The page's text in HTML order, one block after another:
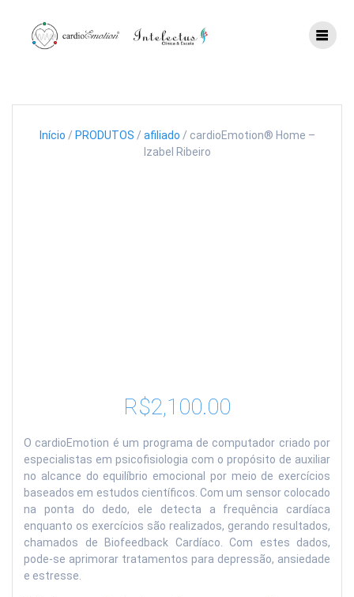
content
Início / PRODUTOS / afiliado / cardioEmotion® Home –
Izabel Ribeiro
R$2,100.00
O cardioEmotion é um programa de computador criado por
especialistas em psicofisiologia com o propósito de auxiliar
no alcance do equilíbrio emocional por meio de exercícios
baseados em estudos científicos. Com um sensor colocado
na ponta do dedo, ele detecta a frequência cardíaca
enquanto os exercícios são realizados, gerando resultados,
chamados de Biofeedback Cardíaco. Com estes dados,
pode-se aprimorar tratamentos para depressão, ansiedade
e estresse.